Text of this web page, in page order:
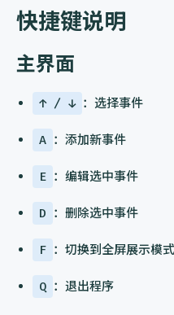
快捷键说明
主界面
↑ / ↓ ：选择事件
A ：添加新事件
E ：编辑选中事件
D ：删除选中事件
F ：切换到全屏展示模式
Q ：退出程序